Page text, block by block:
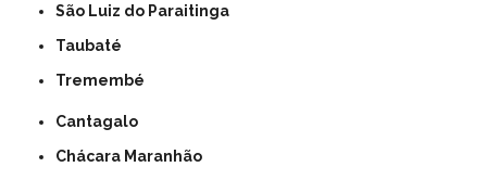
São Luiz do Paraitinga
Taubaté
Tremembé
Cantagalo
Chácara Maranhão